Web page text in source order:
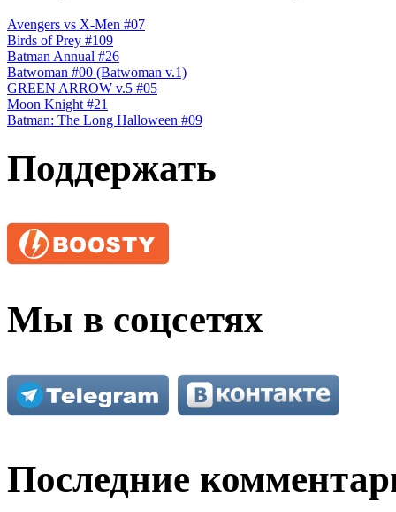
Avengers vs X-Men #07
Birds of Prey #109
Batman Annual #26
Batwoman #00 (Batwoman v.1)
GREEN ARROW v.5 #05
Moon Knight #21
Batman: The Long Halloween #09
Поддержать
Мы в соцсетях
Последние